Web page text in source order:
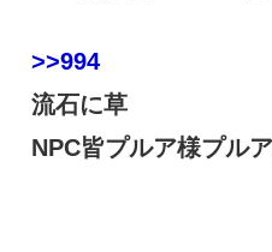
>>994
流石に草
NPC皆プルア様プル